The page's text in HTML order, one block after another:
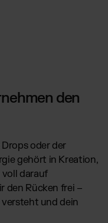
den
oder der
gehört in Kreation,
voll darauf
den Rücken frei –
und dein